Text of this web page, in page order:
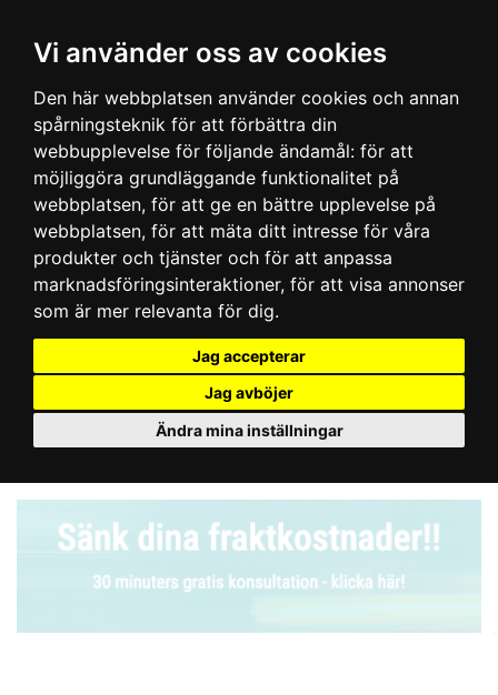
Vi använder oss av cookies
Den här webbplatsen använder cookies och annan
spårningsteknik för att förbättra din
webbupplevelse för följande ändamål: för att
möjliggöra grundläggande funktionalitet på
webbplatsen, för att ge en bättre upplevelse på
webbplatsen, för att mäta ditt intresse för våra
produkter och tjänster och för att anpassa
marknadsföringsinteraktioner, för att visa annonser
som är mer relevanta för dig.
Jag accepterar
Jag avböjer
Ändra mina inställningar